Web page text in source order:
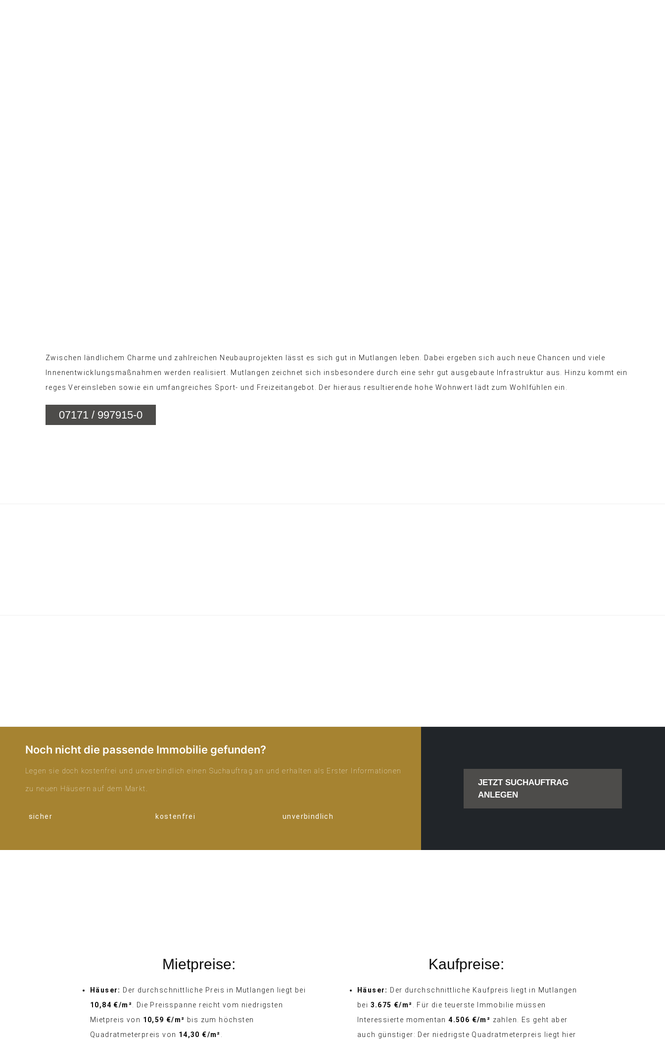
Zwischen ländlichem Charme und zahlreichen Neubauprojekten lässt es sich gut in Mutlangen leben. Dabei ergeben sich auch neue Chancen und viele
Innenentwicklungsmaßnahmen werden realisiert. Mutlangen zeichnet sich insbesondere durch eine sehr gut ausgebaute Infrastruktur aus. Hinzu kommt ein
reges Vereinsleben sowie ein umfangreiches Sport- und Freizeitangebot. Der hieraus resultierende hohe Wohnwert lädt zum Wohlfühlen ein.
07171 / 997915-0
Noch nicht die passende Immobilie gefunden?
Legen sie doch kostenfrei und unverbindlich einen Suchauftrag an und erhalten als Erster Informationen
zu neuen Häusern auf dem Markt.
sicher kostenfrei unverbindlich
JETZT SUCHAUFTRAG
ANLEGEN
Mietpreise:
Häuser: Der durchschnittliche Preis in Mutlangen liegt bei
10,84 €/m² . Die Preisspanne reicht vom niedrigsten
Mietpreis von 10,59 €/m² bis zum höchsten
Quadratmeterpreis von 14,30 €/m²
Kaufpreise:
Häuser: Der durchschnittliche Kaufpreis liegt in Mutlangen
bei 3.675 €/m²
. Für die teuerste Immobilie müssen
Interessierte momentan4.506 €/m² zahlen. Es geht aber
auch günstiger: Der niedrigste Quadratmeterpreis liegt hier